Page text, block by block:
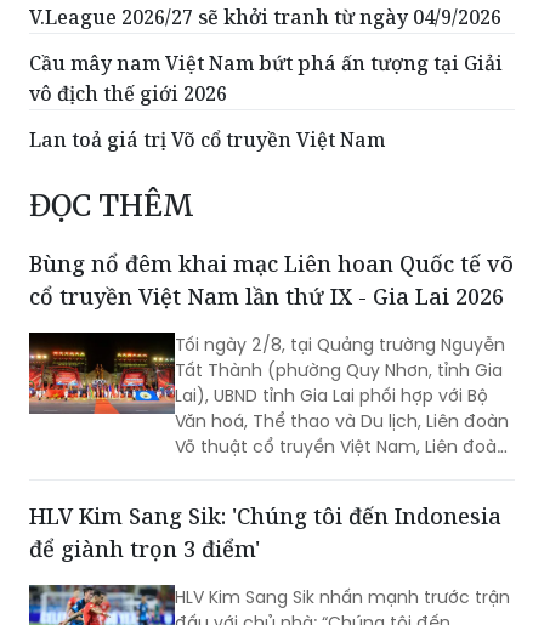
V.League 2026/27 sẽ khởi tranh từ ngày 04/9/2026
Cầu mây nam Việt Nam bứt phá ấn tượng tại Giải
vô địch thế giới 2026
Lan toả giá trị Võ cổ truyền Việt Nam
ĐỌC THÊM
Bùng nổ đêm khai mạc Liên hoan Quốc tế võ
cổ truyền Việt Nam lần thứ IX - Gia Lai 2026
Tối ngày 2/8, tại Quảng trường Nguyễn
Tất Thành (phường Quy Nhơn, tỉnh Gia
Lai), UBND tỉnh Gia Lai phối hợp với Bộ
Văn hoá, Thể thao và Du lịch, Liên đoàn
Võ thuật cổ truyền Việt Nam, Liên đoàn
truyền Việt Nam lần thứ IX - Gia Lai
2026.
HLV Kim Sang Sik: 'Chúng tôi đến Indonesia
để giành trọn 3 điểm'
HLV Kim Sang Sik nhấn mạnh trước trận